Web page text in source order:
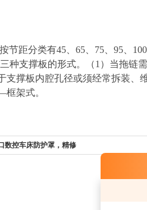
距分类有45、65、75、95、100
种支撑板的形式。（1）当拖链
撑板内腔孔径或须经常拆装、
架式。
数控车床防护罩，精修